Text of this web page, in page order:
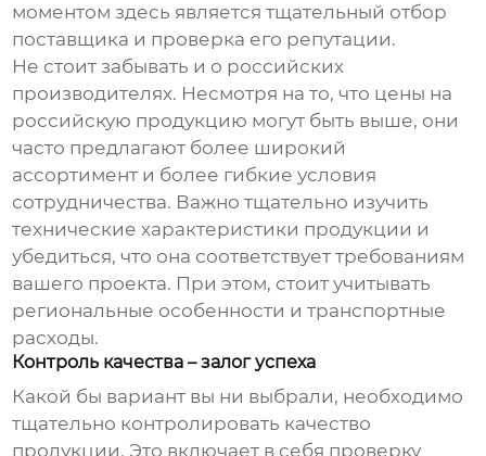
моментом здесь является тщательный отбор
поставщика и проверка его репутации.
Не стоит забывать и о российских
производителях. Несмотря на то, что цены на
российскую продукцию могут быть выше, они
часто предлагают более широкий
ассортимент и более гибкие условия
сотрудничества. Важно тщательно изучить
технические характеристики продукции и
убедиться, что она соответствует требованиям
вашего проекта. При этом, стоит учитывать
региональные особенности и транспортные
расходы.
Контроль качества – залог успеха
Какой бы вариант вы ни выбрали, необходимо
тщательно контролировать качество
продукции. Это включает в себя проверку